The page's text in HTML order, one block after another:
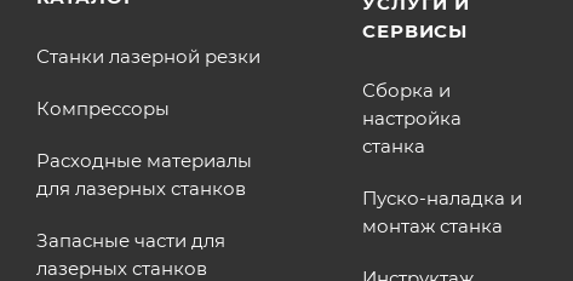
Станки лазерной резки
Компрессоры
Расходные материалы
для лазерных станков
Запасные части для
лазерных станков
СЕРВИСЫ
Сборка и
настройка
станка
Пуско-наладка и
монтаж станка